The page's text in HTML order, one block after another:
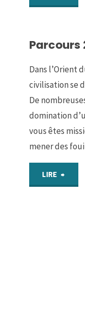
:
Ier"
Parcours
Dans l’Orient
civilisation se
De
domination
vous êtes
mener des
LIRE